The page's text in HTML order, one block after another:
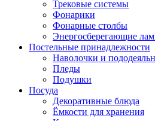
Трековые системы
Фонарики
Фонарные столбы
Энергосберегающие
Постельные принадлежности
Наволочки и
Пледы
Подушки
Посуда
Декоративные блюда
Ёмкости для хранения